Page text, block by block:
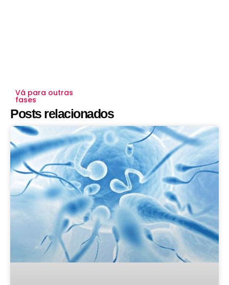
Vá para outras
fases
Posts relacionados